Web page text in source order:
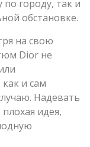
городу, так и
обстановке.
на свою
Dior не
и сам
Надевать
идея,